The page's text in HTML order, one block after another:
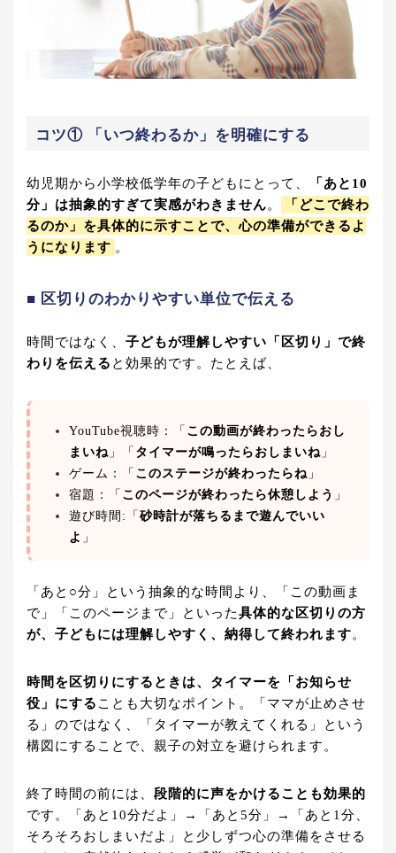
コツ① 「いつ終わるか」を明確にする
幼児期から小学校低学年の子どもにとって、
「あと10
分」は抽象的すぎて実感がわきません。
「どこで終わ
るのか」を具体的に示すことで、心の準備ができるよ
うになります 。
■ 区切りのわかりやすい単位で伝える
時間ではなく、 子どもが理解しやすい「区切り」で終
わりを伝える と効果的です。たとえば、
YouTube視聴時：「 この動画が終わったらおし
まいね」「 タイマーが鳴ったらおしまいね」
ゲーム：「 このステージが終わったらね」
宿題：「 このページが終わったら休憩しよう 」
遊び時間:「砂時計が落ちるまで遊んでいい
よ 」
「あと○分」という抽象的な時間より、「この動画ま
で」「このページまで」といった具体的な区切りの方
が、子どもには理解しやすく、納得して終われます。
時間を区切りにするときは、タイマーを「お知らせ
役」にする ことも大切なポイント。「ママが止めさせ
る」のではなく、「タイマーが教えてくれる」という
構図にすることで、親子の対立を避けられます。
終了時間の前には、 段階的に声をかけることも効果的
です。「あと10分だよ」→「あと5分」→「あと1分、
そろそろおしまいだよ」と少しずつ心の準備をさせる